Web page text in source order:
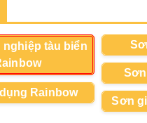
tàu biển
Rainbow
Sơn